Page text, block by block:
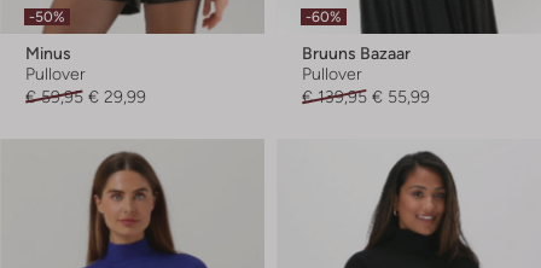
-50%
Minus
Pullover
€ 59,95 € 29,99
-60%
Bruuns Bazaar
Pullover
€ 139,95 € 55,99